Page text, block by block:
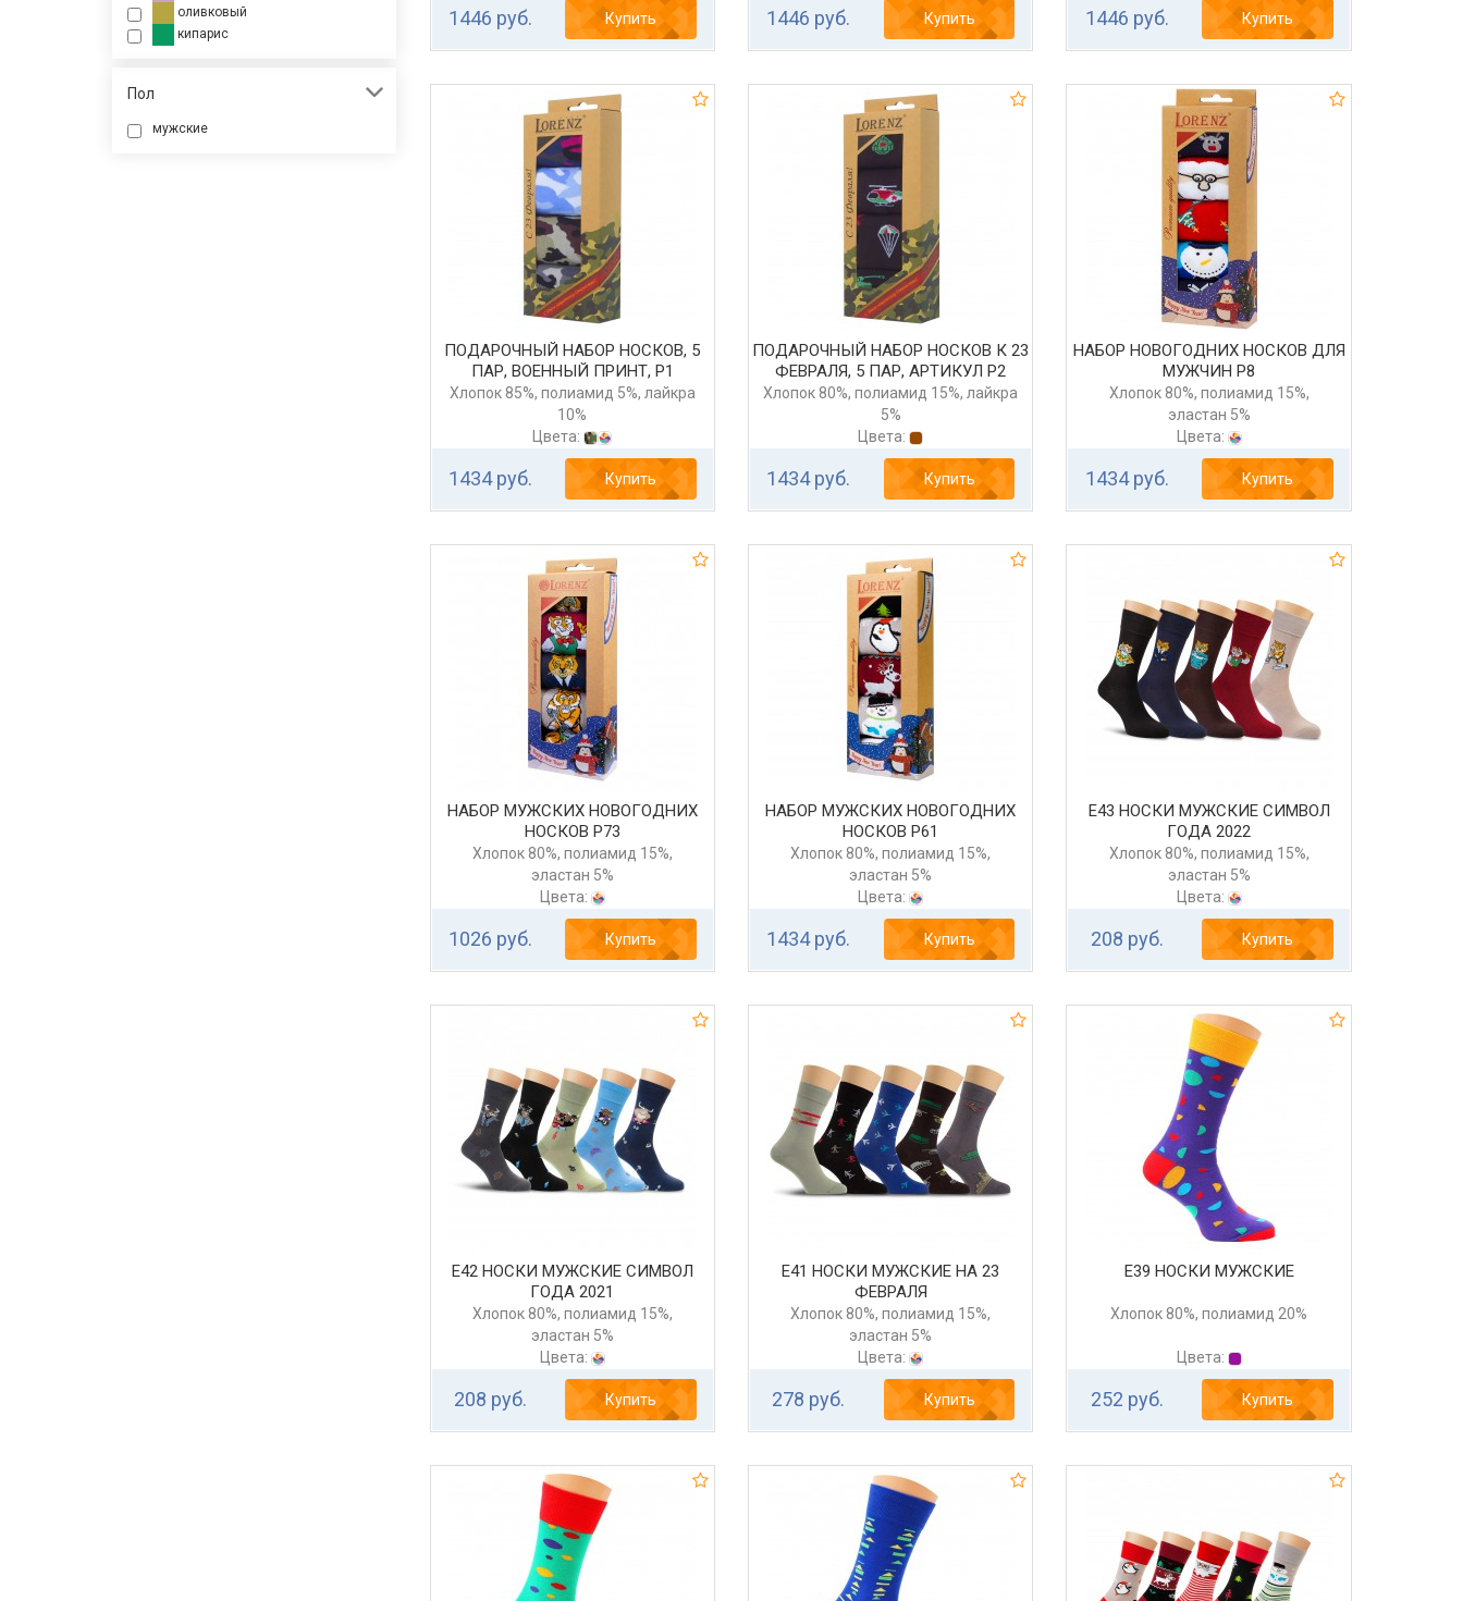
оливковый
кипарис
Пол
мужские
1446 руб. Купить 1446 руб. Купить 1446 руб. Купить
ПОДАРОЧНЫЙ НАБОР НОСКОВ, 5
ПАР, ВОЕННЫЙ ПРИНТ, Р1
Хлопок 85%, полиамид 5%, лайкра
10%
Цвета:
1434 руб. Купить
ПОДАРОЧНЫЙ НАБОР НОСКОВ К 23
ФЕВРАЛЯ, 5 ПАР, АРТИКУЛ Р2
Хлопок 80%, полиамид 15%, лайкра
5%
Цвета:
1434 руб. Купить
НАБОР НОВОГОДНИХ НОСКОВ ДЛЯ
МУЖЧИН Р8
Хлопок 80%, полиамид 15%,
эластан 5%
Цвета:
1434 руб. Купить
НАБОР МУЖСКИХ НОВОГОДНИХ
НОСКОВ Р73
Хлопок 80%, полиамид 15%,
эластан 5%
Цвета:
1026 руб. Купить
НАБОР МУЖСКИХ НОВОГОДНИХ
НОСКОВ Р61
Хлопок 80%, полиамид 15%,
эластан 5%
Цвета:
1434 руб. Купить
Е43 НОСКИ МУЖСКИЕ СИМВОЛ
ГОДА 2022
Хлопок 80%, полиамид 15%,
эластан 5%
Цвета:
208 руб. Купить
Е42 НОСКИ МУЖСКИЕ СИМВОЛ
ГОДА 2021
Хлопок 80%, полиамид 15%,
эластан 5%
Цвета:
208 руб. Купить
Е41 НОСКИ МУЖСКИЕ НА 23
ФЕВРАЛЯ
Хлопок 80%, полиамид 15%,
эластан 5%
Цвета:
278 руб. Купить
Е39 НОСКИ МУЖСКИЕ
Хлопок 80%, полиамид 20%
Цвета:
252 руб. Купить